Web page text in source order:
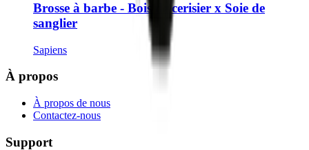
Brosse à barbe - Bois de cerisier x Soie de
sanglier
Sapiens
À propos
À propos de nous
Contactez-nous
Support